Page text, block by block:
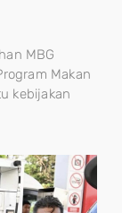
MBG
Makan
kebijakan